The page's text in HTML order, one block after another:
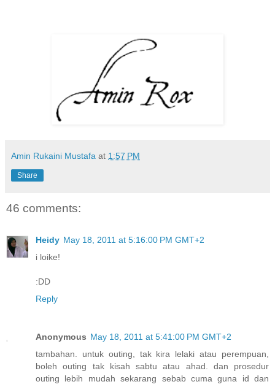
Amin Rukaini Mustafa at 1:57 PM
Share
46 comments:
Heidy May 18, 2011 at 5:16:00 PM GMT+2
i loike!
:DD
Reply
Anonymous May 18, 2011 at 5:41:00 PM GMT+2
tambahan. untuk outing, tak kira lelaki atau perempuan,
boleh outing tak kisah sabtu atau ahad. dan prosedur
outing lebih mudah sekarang sebab cuma guna id dan